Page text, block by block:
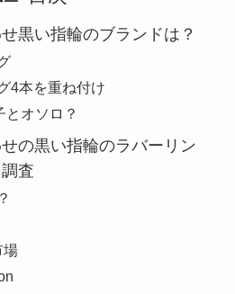
黒い指輪のブランドは？
4本を重ね付け
とオソロ？
の黒い指輪のラバーリン
査
場